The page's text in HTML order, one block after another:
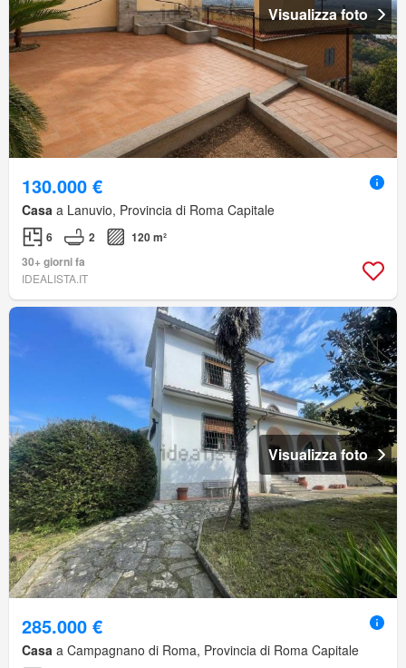
Visualizza foto
130.000 €
Casa a Lanuvio, Provincia di Roma Capitale
6 2
120 m²
30+ giorni fa
IDEALISTA.IT
Visualizza foto
285.000 €
Casa a Campagnano di Roma, Provincia di Roma Capitale